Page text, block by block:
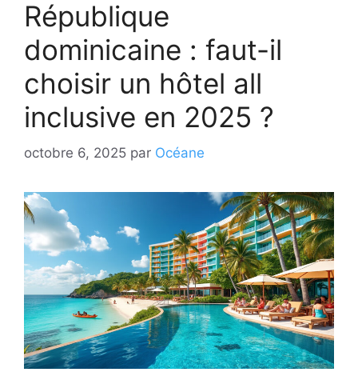
République
dominicaine : faut-il
choisir un hôtel all
inclusive en 2025 ?
octobre 6, 2025 par Océane